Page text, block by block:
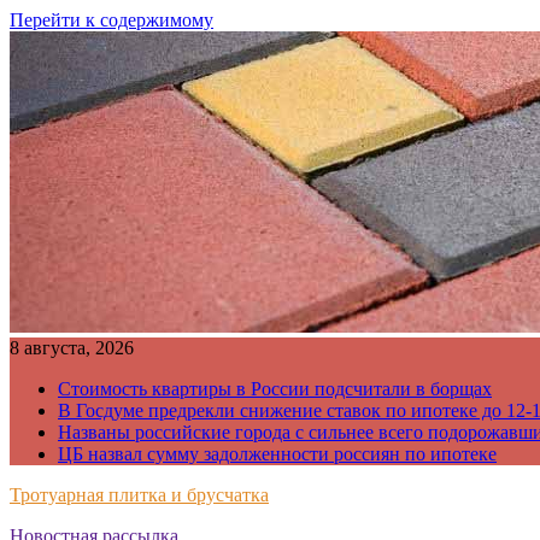
Перейти к содержимому
8 августа, 2026
Стоимость квартиры в России подсчитали в борщах
В Госдуме предрекли снижение ставок по ипотеке до 12-
Названы российские города с сильнее всего
ЦБ назвал сумму задолженности россиян по ипотеке
Тротуарная плитка и брусчатка
Новостная рассылка